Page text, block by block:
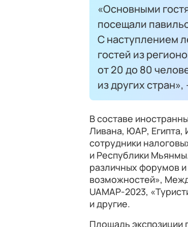
«Основными
посещали
С наступлением
гостей из
от 20 до 80
из других
В составе
Ливана, ЮАР, Египта,
сотрудники
и Республики
различных форумов и
возможностей»,
UAMAP-2023,
и другие.
Площадь экспозиции